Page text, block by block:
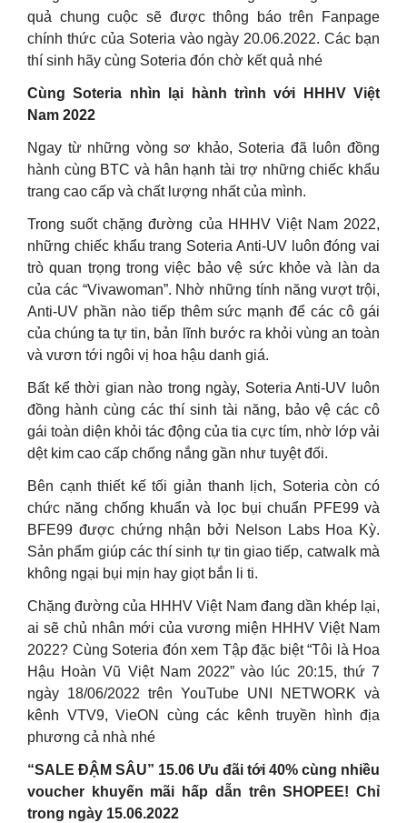
quả chung cuộc sẽ được thông báo trên Fanpage
chính thức của Soteria vào ngày 20.06.2022. Các bạn
thí sinh hãy cùng Soteria đón chờ kết quả nhé
Cùng Soteria nhìn lại hành trình với HHHV Việt
Nam 2022
Ngay từ những vòng sơ khảo, Soteria đã luôn đồng
hành cùng BTC và hân hạnh tài trợ những chiếc khẩu
trang cao cấp và chất lượng nhất của mình.
Trong suốt chặng đường của HHHV Việt Nam 2022,
những chiếc khẩu trang Soteria Anti-UV luôn đóng vai
trò quan trọng trong việc bảo vệ sức khỏe và làn da
của các “Vivawoman”. Nhờ những tính năng vượt trội,
Anti-UV phần nào tiếp thêm sức mạnh để các cô gái
của chúng ta tự tin, bản lĩnh bước ra khỏi vùng an toàn
và vươn tới ngôi vị hoa hậu danh giá.
Bất kể thời gian nào trong ngày, Soteria Anti-UV luôn
đồng hành cùng các thí sinh tài năng, bảo vệ các cô
gái toàn diện khỏi tác động của tia cực tím, nhờ lớp vải
dệt kim cao cấp chống nắng gần như tuyệt đối.
Bên cạnh thiết kế tối giản thanh lịch, Soteria còn có
chức năng chống khuẩn và lọc bụi chuẩn PFE99 và
BFE99 được chứng nhận bởi Nelson Labs Hoa Kỳ.
Sản phẩm giúp các thí sinh tự tin giao tiếp, catwalk mà
không ngại bụi mịn hay giọt bắn li ti.
Chặng đường của HHHV Việt Nam đang dần khép lại,
ai sẽ chủ nhân mới của vương miện HHHV Việt Nam
2022? Cùng Soteria đón xem Tập đặc biệt “Tôi là Hoa
Hậu Hoàn Vũ Việt Nam 2022” vào lúc 20:15, thứ 7
ngày 18/06/2022 trên YouTube UNI NETWORK và
kênh VTV9, VieON cùng các kênh truyền hình địa
phương cả nhà nhé
“SALE ĐẬM SÂU” 15.06 Ưu đãi tới 40% cùng nhiều
voucher khuyến mãi hấp dẫn trên SHOPEE! Chỉ
trong ngày 15.06.2022